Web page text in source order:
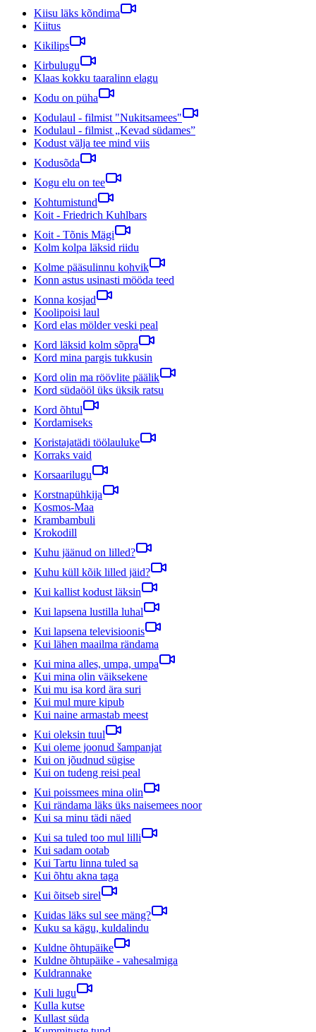
Kiisu läks kõndima
Kiitus
Kikilips
Kirbulugu
Klaas kokku taaralinn elagu
Kodu on püha
Kodulaul - filmist "Nukitsamees"
Kodulaul - filmist „Kevad südames”
Kodust välja tee mind viis
Kodusõda
Kogu elu on tee
Kohtumistund
Koit - Friedrich Kuhlbars
Koit - Tõnis Mägi
Kolm kolpa läksid riidu
Kolme pääsulinnu kohvik
Konn astus usinasti mööda teed
Konna kosjad
Koolipoisi laul
Kord elas mölder veski peal
Kord läksid kolm sõpra
Kord mina pargis tukkusin
Kord olin ma röövlite päälik
Kord südaööl üks üksik ratsu
Kord õhtul
Kordamiseks
Koristajatädi töölauluke
Korraks vaid
Korsaarilugu
Korstnapühkija
Kosmos-Maa
Krambambuli
Krokodill
Kuhu jäänud on lilled?
Kuhu küll kõik lilled jäid?
Kui kallist kodust läksin
Kui lapsena lustilla luhal
Kui lapsena televisioonis
Kui lähen maailma rändama
Kui mina alles, umpa, umpa
Kui mina olin väiksekene
Kui mu isa kord ära suri
Kui mul mure kipub
Kui naine armastab meest
Kui oleksin tuul
Kui oleme joonud šampanjat
Kui on jõudnud sügise
Kui on tudeng reisi peal
Kui poissmees mina olin
Kui rändama läks üks naisemees noor
Kui sa minu tädi näed
Kui sa tuled too mul lilli
Kui sadam ootab
Kui Tartu linna tuled sa
Kui õhtu akna taga
Kui õitseb sirel
Kuidas läks sul see mäng?
Kuku sa kägu, kuldalindu
Kuldne õhtupäike
Kuldne õhtupäike - vahesalmiga
Kuldrannake
Kuli lugu
Kulla kutse
Kullast süda